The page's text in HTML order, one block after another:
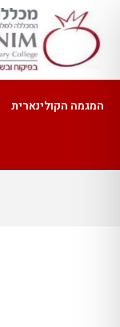
המגמה הקולינארית